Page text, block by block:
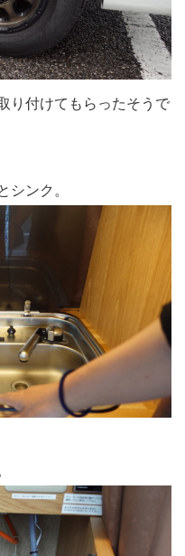
り付けてもらったそうで
シンク。